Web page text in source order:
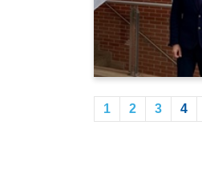
1 2 3 4